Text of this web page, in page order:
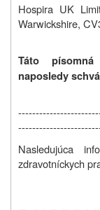
Hospira UK
Warwickshire,
Táto
naposledy
Nasledujúca
zdravotníckych